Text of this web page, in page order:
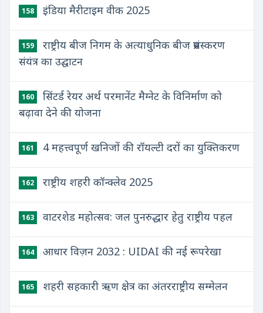
158 इंडिया मैरीटाइम वीक 2025
159
राष्ट्रीय बीज निगम के अत्याधुनिक बीज प्रसंस्करण
संयंत्र का उद्घाटन
160
सिंटर्ड रेयर अर्थ परमानेंट मैग्नेट के विनिर्माण को
बढ़ावा देने की योजना
161 4 महत्त्वपूर्ण खनिजों की रॉयल्टी दरों का युक्तिकरण
162 राष्ट्रीय शहरी कॉन्क्लेव 2025
163 वाटरशेड महोत्सव: जल पुनरुद्धार हेतु राष्ट्रीय पहल
164 आधार विज़न 2032 : UIDAI की नई रूपरेखा
165 शहरी सहकारी ऋण क्षेत्र का अंतरराष्ट्रीय सम्मेलन